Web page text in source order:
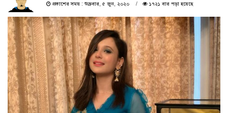
প্রকাশের সময় : শুক্রবার, ৫ জুন, ২০২০
১৭২১ বার পড়া হয়েছে